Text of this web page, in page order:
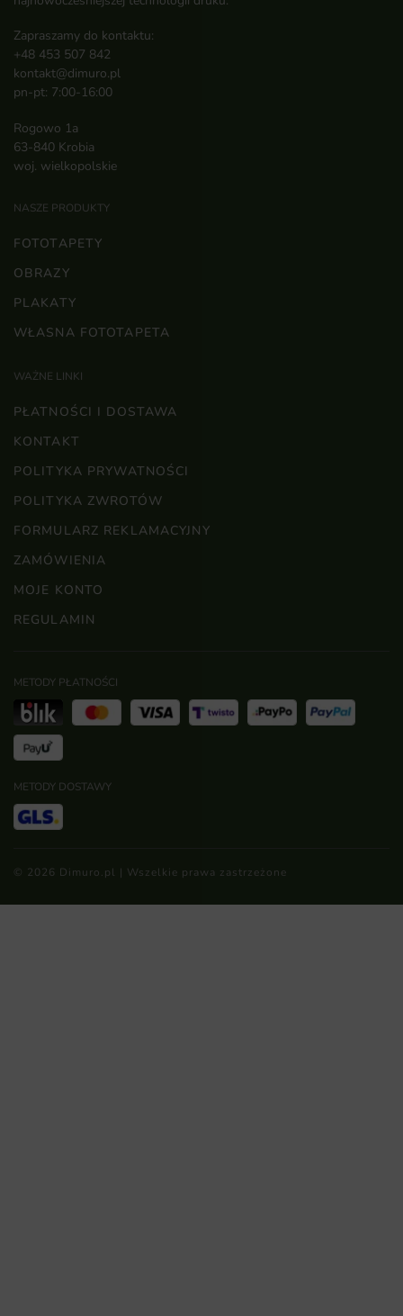
Zapraszamy do kontaktu:
+48 453 507 842
kontakt@dimuro.pl
pn-pt: 7:00-16:00
Rogowo 1a
63-840 Krobia
woj. wielkopolskie
NASZE PRODUKTY
FOTOTAPETY
OBRAZY
PLAKATY
WŁASNA FOTOTAPETA
WAŻNE LINKI
PŁATNOŚCI I DOSTAWA
KONTAKT
POLITYKA PRYWATNOŚCI
POLITYKA ZWROTÓW
FORMULARZ REKLAMACYJNY
ZAMÓWIENIA
MOJE KONTO
REGULAMIN
METODY PŁATNOŚCI
METODY DOSTAWY
© 2026 Dimuro.pl | Wszelkie prawa zastrzeżone